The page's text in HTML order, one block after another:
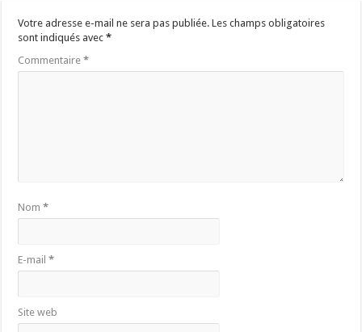
Votre adresse e-mail ne sera pas publiée. Les champs obligatoires
sont indiqués avec*
Commentaire*
Nom*
E-mail*
Site web